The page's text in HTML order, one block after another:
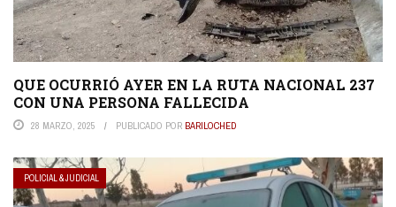
QUE OCURRIÓ AYER EN LA RUTA NACIONAL 237
CON UNA PERSONA FALLECIDA
28 MARZO, 2025 PUBLICADO POR BARILOCHED
POLICIAL & JUDICIAL